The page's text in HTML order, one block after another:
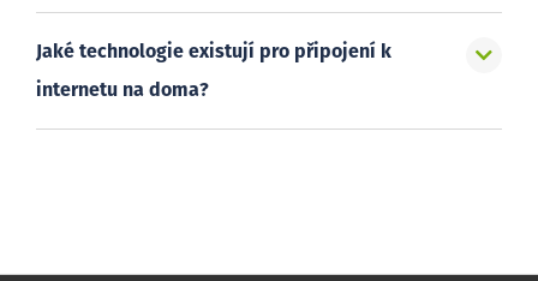
Jaké technologie existují pro připojení k
internetu na doma?